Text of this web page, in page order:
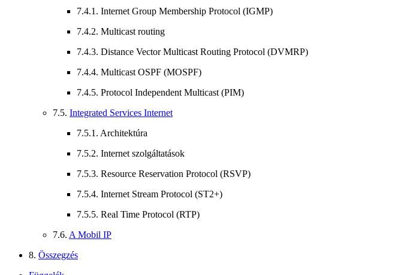
7.4.1. Internet Group Membership Protocol (IGMP)
7.4.2. Multicast routing
7.4.3. Distance Vector Multicast Routing Protocol (DVMRP)
7.4.4. Multicast OSPF (MOSPF)
7.4.5. Protocol Independent Multicast (PIM)
7.5. Integrated Services Internet
7.5.1. Architektúra
7.5.2. Internet szolgáltatások
7.5.3. Resource Reservation Protocol (RSVP)
7.5.4. Internet Stream Protocol (ST2+)
7.5.5. Real Time Protocol (RTP)
7.6. A Mobil IP
8. Összegzés